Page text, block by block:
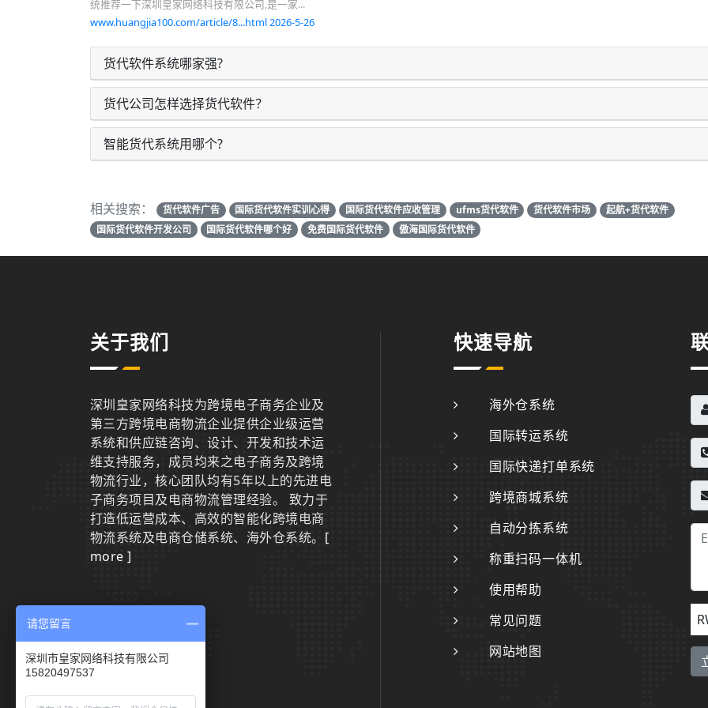
统推荐一下深圳皇家网络科技有限公司,是一家...
www.huangjia100.com/article/8...html 2026-5-26
货代软件系统哪家强?
货代公司怎样选择货代软件？
智能货代系统用哪个?
相关搜索： 货代软件广告 国际货代软件实训心得 国际货代软件应收管理 ufms货代软件 货代软件市场
起航+货代软件
国际货代软件开发公司
国际货代软件哪个好 免费国际货代软件 傲海国际货代软件
关于我们
深圳皇家网络科技为跨境电子商务企业及
第三方跨境电商物流企业提供企业级运营
系统和供应链咨询、设计、开发和技术运
维支持服务，成员均来之电子商务及跨境
物流行业，核心团队均有5年以上的先进电
子商务项目及电商物流管理经验。 致力于
打造低运营成本、高效的智能化跨境电商
物流系统及电商仓储系统、海外仓系统。 [
more ]
联系我们
0755-29801942
快速导航
海外仓系统
国际转运系统
国际快递打单系统
跨境商城系统
自动分拣系统
称重扫码一体机
使用帮助
常见问题
网站地图
请您留言
深圳市皇家网络科技有限公司
15820497537